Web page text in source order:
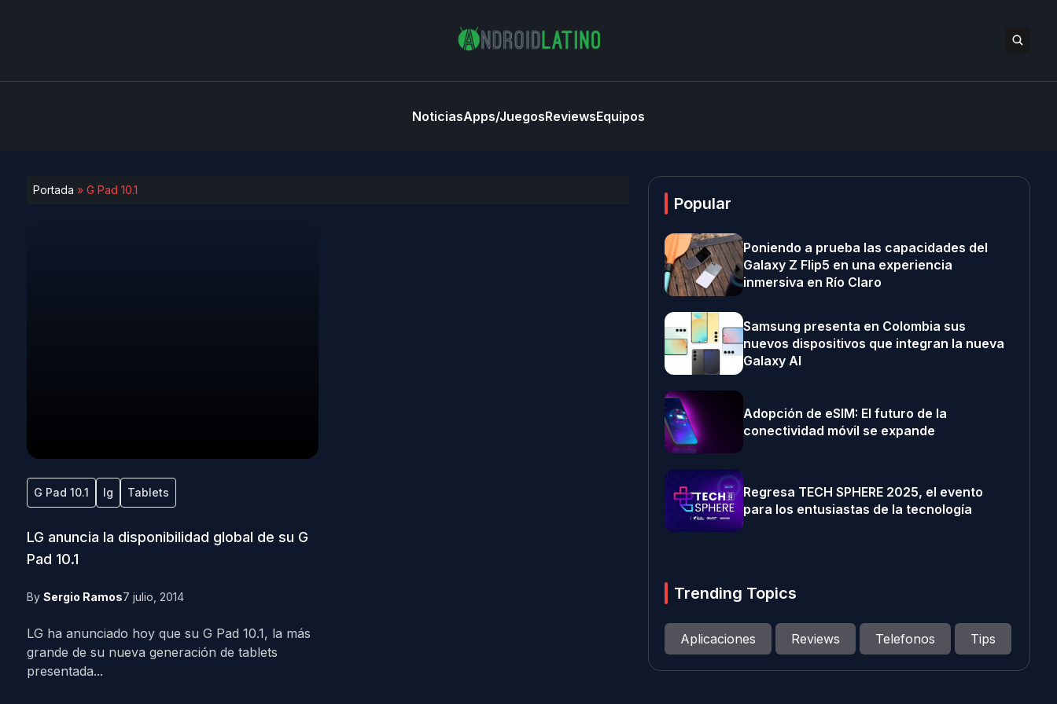
NoticiasApps/JuegosReviewsEquipos
Portada » G Pad 10.1
G Pad 10.1 lg Tablets
LG anuncia la disponibilidad global de su G
Pad 10.1
By Sergio Ramos7 julio, 2014
LG ha anunciado hoy que su G Pad 10.1, la más
grande de su nueva generación de tablets
presentada...
Popular
Poniendo a prueba las capacidades del
Galaxy Z Flip5 en una experiencia
inmersiva en Río Claro
Samsung presenta en Colombia sus
nuevos dispositivos que integran la nueva
Galaxy AI
Adopción de eSIM: El futuro de la
conectividad móvil se expande
Regresa TECH SPHERE 2025, el evento
para los entusiastas de la tecnología
Trending Topics
Aplicaciones Reviews Telefonos Tips